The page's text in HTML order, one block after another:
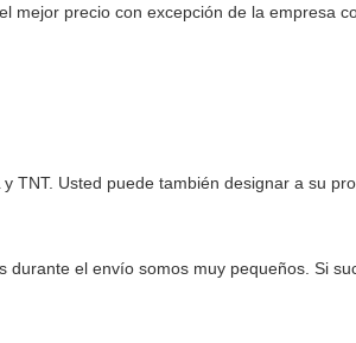
mejor precio con excepción de la empresa
TNT. Usted puede también designar a su
el envío somos muy pequeños. Si